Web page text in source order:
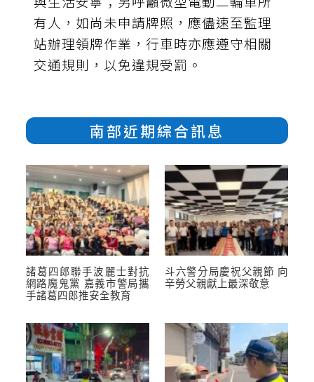
有人，如尚未申請牌照，應儘速至監理
站辦理領牌作業，行車時亦應遵守相關
交通規則，以免違規受罰。
南部近期綜合訊息
諸葛四郎聯手波麗士對抗
網路魔鬼黨 嘉義市警局攜
手諸葛四郎推安全教育
斗六警分局慶祝父親節 向
辛勞父親獻上最深敬意